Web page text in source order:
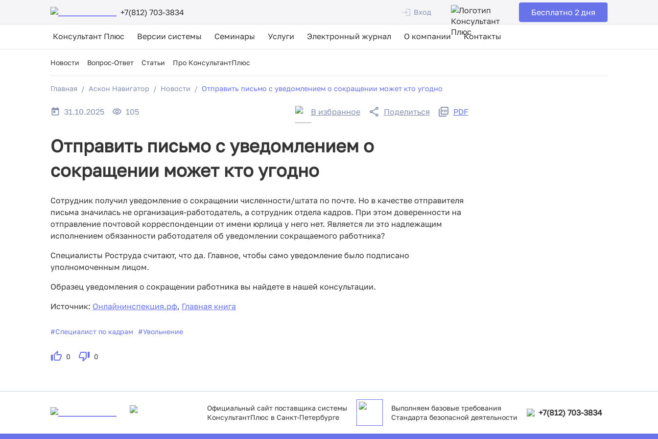
+7(812) 703-3834 Вход Бесплатно 2 дня
Консультант Плюс Версии системы Семинары Услуги Электронный журнал О компании Контакты
Новости Вопрос-Ответ Статьи Про КонсультантПлюс
Главная Аскон Навигатор Новости Отправить письмо с уведомлением о сокращении может кто угодно
31.10.2025 105 В избранное Поделиться PDF
Отправить письмо с уведомлением о
сокращении может кто угодно
Сотрудник получил уведомление о сокращении численности/штата по почте. Но в качестве отправителя
письма значилась не организация-работодатель, а сотрудник отдела кадров. При этом доверенности на
отправление почтовой корреспонденции от имени юрлица у него нет. Является ли это надлежащим
исполнением обязанности работодателя об уведомлении сокращаемого работника?
Специалисты Роструда считают, что да. Главное, чтобы само уведомление было подписано
уполномоченным лицом.
Образец уведомления о сокращении работника вы найдете в нашей консультации.
Источник: Онлайнинспекция.рф, Главная книга
#Специалист по кадрам #Увольнение
0 0
Официальный сайт поставщика системы
КонсультантПлюс в Санкт-Петербурге
Выполняем базовые требования
Стандарта безопасной деятельности
+7(812) 703-3834